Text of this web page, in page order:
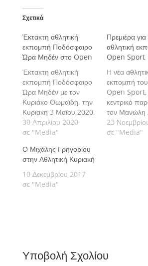
Σχετικά
Έκτακτη αθλητική
εκπομπή Ποδόσφαιρο
Ώρα Μηδέν στο Open
Έκτακτη αθλητική
εκπομπή Ποδόσφαιρο
Ώρα Μηδέν με τον
Κυριάκο Θωμαϊδη, την
Κυριακή 3 Μαϊου 2020,
στις 23:00 στο Open
30 Απριλίου 2020
σε "Media"
Πρεμιέρα
αθλητική
Open Sport
H νέα
εκπομπή
Open Sport,
κεντρικό
τον Μανώλη
κάνει
Σάββατο 24
23
σε "Media"
Ο Μιχάλης Γρηγορίου
στην Αθλητική Κυριακή
10 Δεκεμβρίου 2017
σε "Media"
Υποβολή Σχολίου